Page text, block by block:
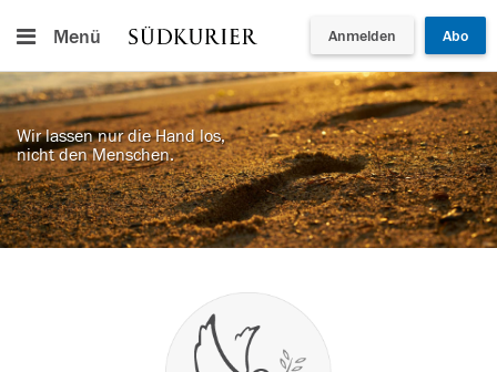
Menü Anmelden Abo
Wir lassen nur die Hand los,
nicht den Menschen.